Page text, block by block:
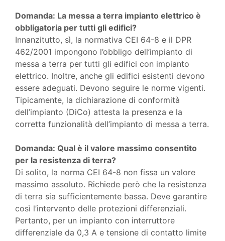
Domanda: La messa a terra impianto elettrico è
obbligatoria per tutti gli edifici?
Innanzitutto, sì, la normativa CEI 64-8 e il DPR
462/2001 impongono l’obbligo dell’impianto di
messa a terra per tutti gli edifici con impianto
elettrico. Inoltre, anche gli edifici esistenti devono
essere adeguati. Devono seguire le norme vigenti.
Tipicamente, la dichiarazione di conformità
dell’impianto (DiCo) attesta la presenza e la
corretta funzionalità dell’impianto di messa a terra.
Domanda: Qual è il valore massimo consentito
per la resistenza di terra?
Di solito, la norma CEI 64-8 non fissa un valore
massimo assoluto. Richiede però che la resistenza
di terra sia sufficientemente bassa. Deve garantire
così l’intervento delle protezioni differenziali.
Pertanto, per un impianto con interruttore
differenziale da 0,3 A e tensione di contatto limite